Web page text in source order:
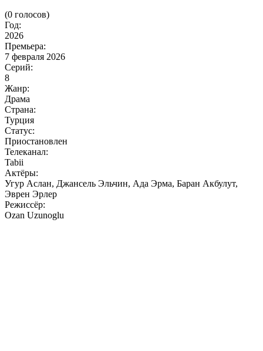
(0 голосов)
Год:
2026
Премьера:
7 февраля 2026
Серий:
8
Жанр:
Драма
Страна:
Турция
Статус:
Приостановлен
Телеканал:
Tabii
Актёры:
Угур Аслан, Джансель Эльчин, Ада Эрма, Баран Акбулут,
Эврен Эрлер
Режиссёр:
Ozan Uzunoglu